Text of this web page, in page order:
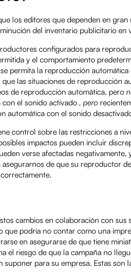
los editores que dependen en
del inventario publicitario en
configurados para
y el comportamiento
permita la reproducción
las situaciones de reproducción
de reproducción automática, pero
el sonido activado , pero
automática con el sonido
control sobre las restricciones a
impactos pueden incluir
verse afectadas
de que su reproductor
cambios en colaboración con
que podría no contar como una
en asegurarse de que tiene
el riesgo de que la campaña no
para su empresa. Estas son